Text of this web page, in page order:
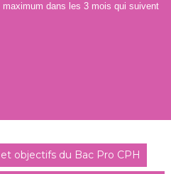
maximum dans les 3 mois qui suivent
objectifs du Bac Pro CPH